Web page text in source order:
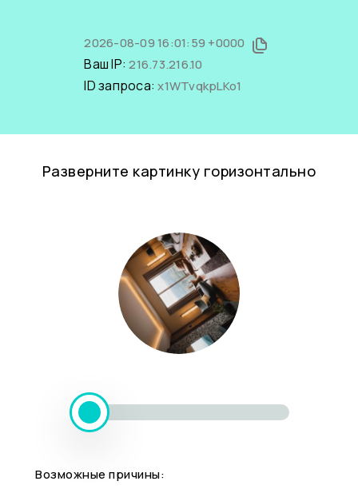
2026-08-09 16:01:59 +0000
Ваш IP:216.73.216.10
ID запроса:x1WTvqkpLKo1
Разверните картинку горизонтально
Возможные причины: